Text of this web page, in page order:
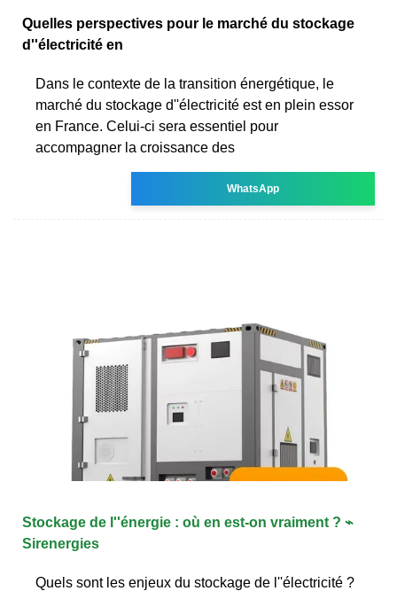
Quelles perspectives pour le marché du stockage
d''électricité en
Dans le contexte de la transition énergétique, le
marché du stockage d''électricité est en plein essor
en France. Celui-ci sera essentiel pour
accompagner la croissance des
WhatsApp
Stockage de l''énergie : où en est-on vraiment ? ⌁
Sirenergies
Quels sont les enjeux du stockage de l''électricité ?